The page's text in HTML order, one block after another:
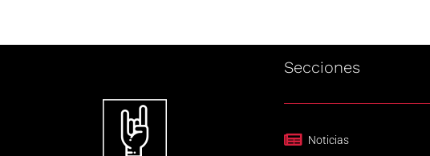
Secciones
Noticias